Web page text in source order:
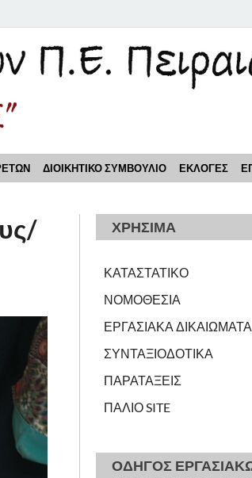
"Η Πρόοδος"
ΔΙΟΙΚΗΤΙΚΟ ΣΥΜΒΟΥΛΙΟ ΕΚΛΟΓΕΣ
ΧΡΗΣΙΜΑ
ΚΑΤΑΣΤΑΤΙΚΟ
ΝΟΜΟΘΕΣΙΑ
ΕΡΓΑΣΙΑΚΑ ΔΙΚΑΙΩΜΑΤΑ
ΣΥΝΤΑΞΙΟΔΟΤΙΚΑ
ΠΑΡΑΤΑΞΕΙΣ
ΠΑΛΙΟ SITE
ΟΔΗΓΟΣ